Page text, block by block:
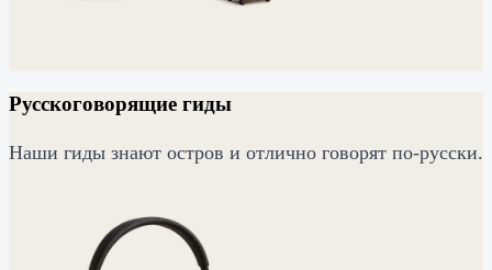
Русскоговорящие гиды
Наши гиды знают остров и отлично говорят по-русски.